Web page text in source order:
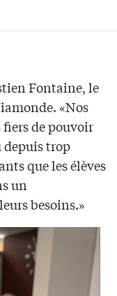
Fontaine, le
«Nos
de pouvoir
depuis trop
que les élèves
un
besoins.»